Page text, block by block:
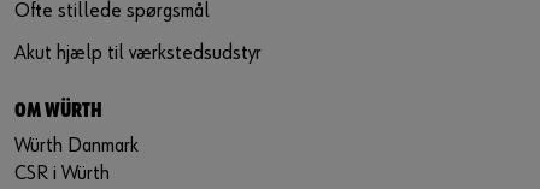
Ofte stillede spørgsmål
Akut hjælp til værkstedsudstyr
OM WÜRTH
Würth Danmark
CSR i Würth